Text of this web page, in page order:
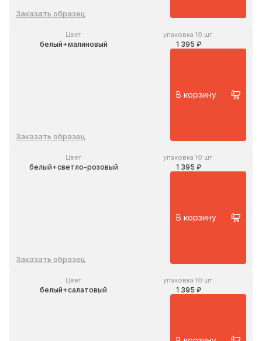
Заказать образец
Цвет
белый+малиновый
упаковка 10 шт.
1 395 ₽
Заказать образец
В корзину
Цвет
белый+светло-розовый
упаковка 10 шт.
1 395 ₽
Заказать образец
В корзину
Цвет
белый+салатовый
упаковка 10 шт.
1 395 ₽